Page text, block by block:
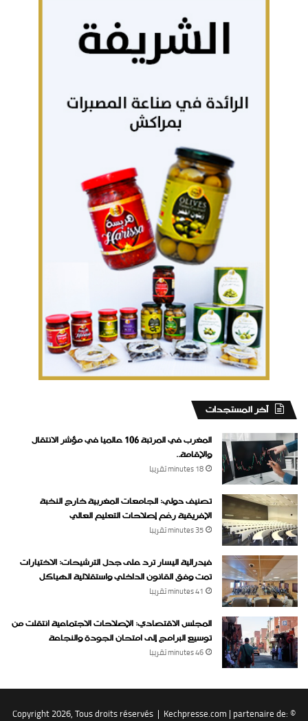
‏آخر المستجدات
المغرب في المرتبة 106 عالميا في مؤشر الانتقال
والإقامة..
18 minutes ‏تقريبا
تصنيف دولي: الجامعات المغربية خارج النخبة
الإفريقية رغم إصلاحات التعليم العالي
35 minutes ‏تقريبا
فيدرالية اليسار ترد على جدل الترشيحات: الاختيارات
تمت وفق القانون الداخلي واستقلالية الهياكل
41 minutes ‏تقريبا
المجلس الاقتصادي: الإصلاحات الاجتماعية انتقلت من
توسيع البرامج إلى امتحان الجودة والنجاعة
46 minutes ‏تقريبا
© Copyright 2026, Tous droits réservés |
Kechpresse.com | partenaire de: